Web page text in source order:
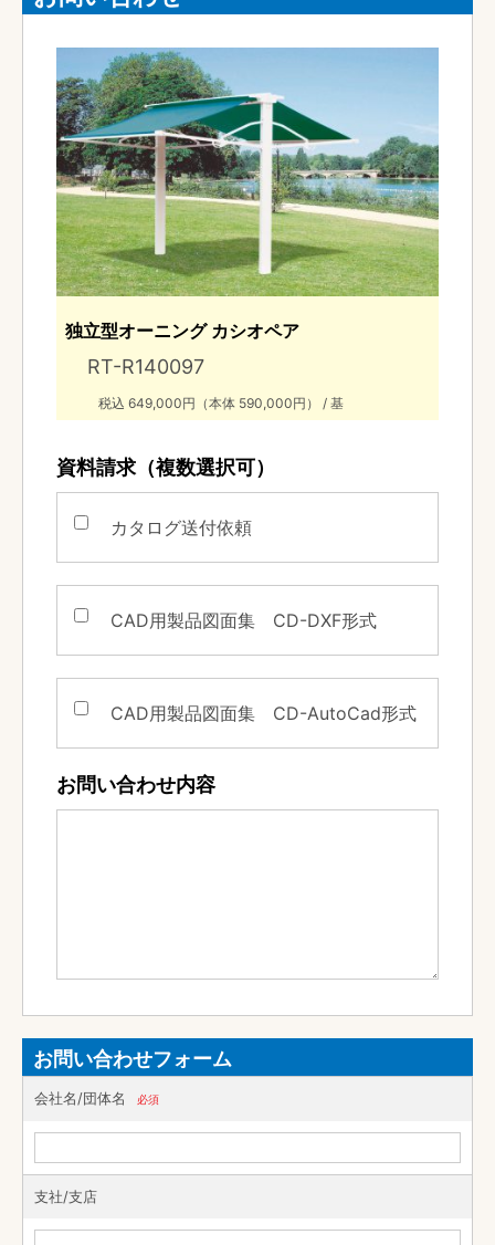
独立型オーニング カシオペア
RT-R140097
税込 649,000円（本体 590,000円） / 基
資料請求（複数選択可）
カタログ送付依頼
CAD用製品図面集 CD-DXF形式
CAD用製品図面集 CD-AutoCad形式
お問い合わせ内容
お問い合わせフォーム
会社名/団体名 必須
支社/支店